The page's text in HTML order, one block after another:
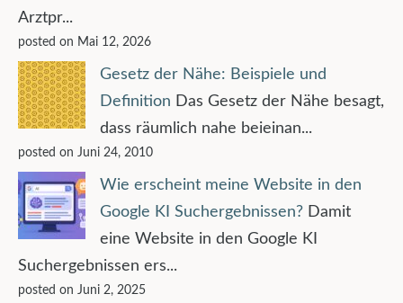
Arztpr...
posted on Mai 12, 2026
Gesetz der Nähe: Beispiele und
Definition Das Gesetz der Nähe besagt,
dass räumlich nahe beieinan...
posted on Juni 24, 2010
Wie erscheint meine Website in den
Google KI Suchergebnissen? Damit
eine Website in den Google KI
Suchergebnissen ers...
posted on Juni 2, 2025